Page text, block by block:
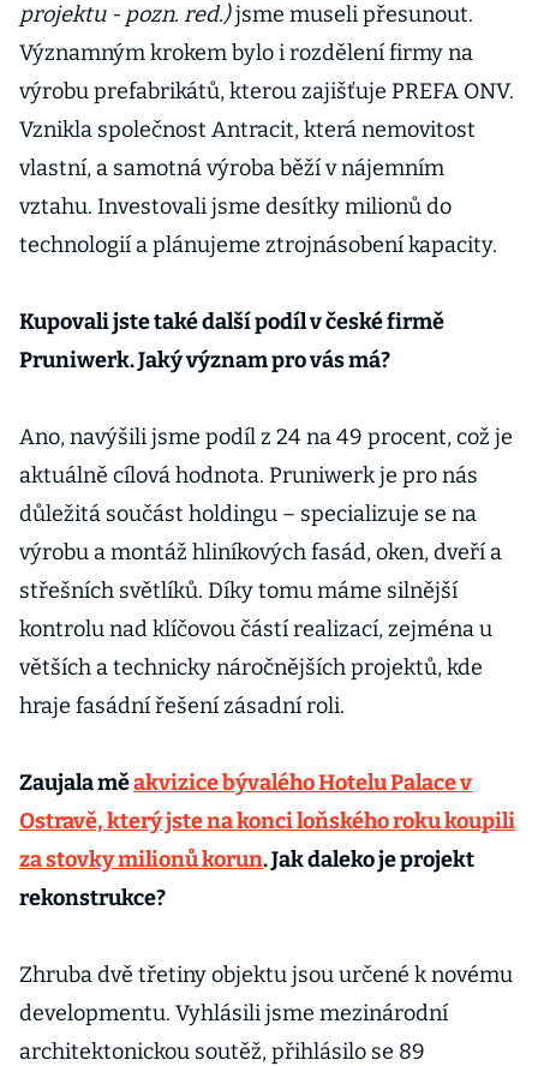
projektu - pozn. red.)jsme museli přesunout.
Významným krokem bylo i rozdělení firmy na
výrobu prefabrikátů, kterou zajišťuje PREFA ONV.
Vznikla společnost Antracit, která nemovitost
vlastní, a samotná výroba běží v nájemním
vztahu. Investovali jsme desítky milionů do
technologií a plánujeme ztrojnásobení kapacity.
Kupovali jste také další podíl v české firmě
Pruniwerk. Jaký význam pro vás má?
Ano, navýšili jsme podíl z 24 na 49 procent, což je
aktuálně cílová hodnota. Pruniwerk je pro nás
důležitá součást holdingu – specializuje se na
výrobu a montáž hliníkových fasád, oken, dveří a
střešních světlíků. Díky tomu máme silnější
kontrolu nad klíčovou částí realizací, zejména u
větších a technicky náročnějších projektů, kde
hraje fasádní řešení zásadní roli.
Zaujala měakvizice bývalého Hotelu Palace v
Ostravě, který jste na konci loňského roku koupili
za stovky milionů korun. Jak daleko je projekt
rekonstrukce?
Zhruba dvě třetiny objektu jsou určené k novému
developmentu. Vyhlásili jsme mezinárodní
architektonickou soutěž, přihlásilo se 89